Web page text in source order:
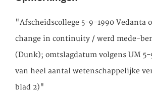
"Afscheidscollege 5-9-1990 Vedanta
change in continuity / werd mede-
(Dunk); omtslagdatum volgens UM
van heel aantal wetenschappelijke
blad 2)"